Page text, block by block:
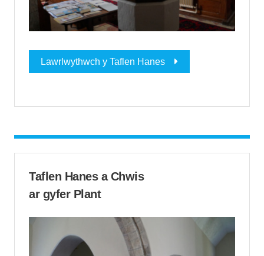
Lawrlwythwch y Taflen Hanes
Taflen Hanes a Chwis
ar gyfer Plant